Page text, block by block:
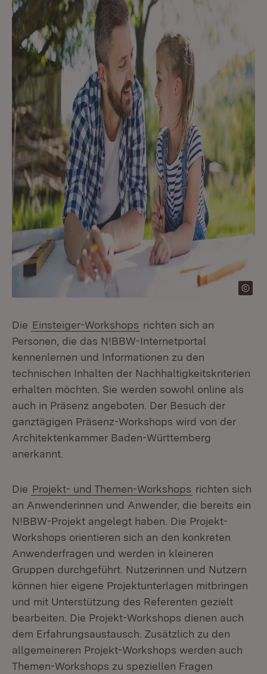
Die Einsteiger-Workshops richten sich an
Personen, die das N!BBW-Internetportal
kennenlernen und Informationen zu den
technischen Inhalten der Nachhaltigkeitskriterien
erhalten möchten. Sie werden sowohl online als
auch in Präsenz angeboten. Der Besuch der
ganztägigen Präsenz-Workshops wird von der
Architektenkammer Baden-Württemberg
anerkannt.
Die Projekt- und Themen-Workshops richten sich
an Anwenderinnen und Anwender, die bereits ein
N!BBW-Projekt angelegt haben. Die Projekt-
Workshops orientieren sich an den konkreten
Anwenderfragen und werden in kleineren
Gruppen durchgeführt. Nutzerinnen und Nutzern
können hier eigene Projektunterlagen mitbringen
und mit Unterstützung des Referenten gezielt
bearbeiten. Die Projekt-Workshops dienen auch
dem Erfahrungsaustausch. Zusätzlich zu den
allgemeineren Projekt-Workshops werden auch
Themen-Workshops zu speziellen Fragen